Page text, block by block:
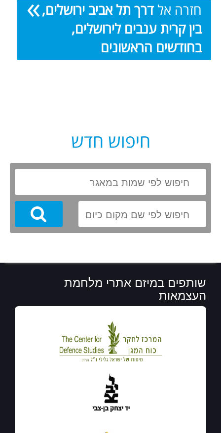
חזרה אלדרך תל אביב ירושלים,
בין קרית ענבים לירושלים,
בחודשים הראשונים
חיפוש חדש
Search
שותפים במיזם אתרי מלחמת
העצמאות